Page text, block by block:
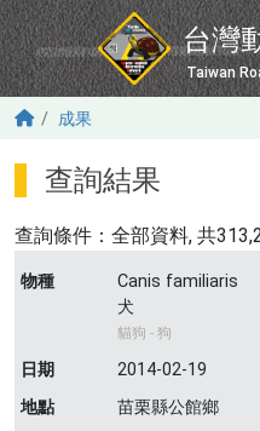
移至主內容
台灣
Taiwan
成果
查詢結果
查詢條件： 全部資料, 共
物種
Canis familiaris
犬
貓狗 - 狗
日期
2014-02-19
地點
苗栗縣公館鄉